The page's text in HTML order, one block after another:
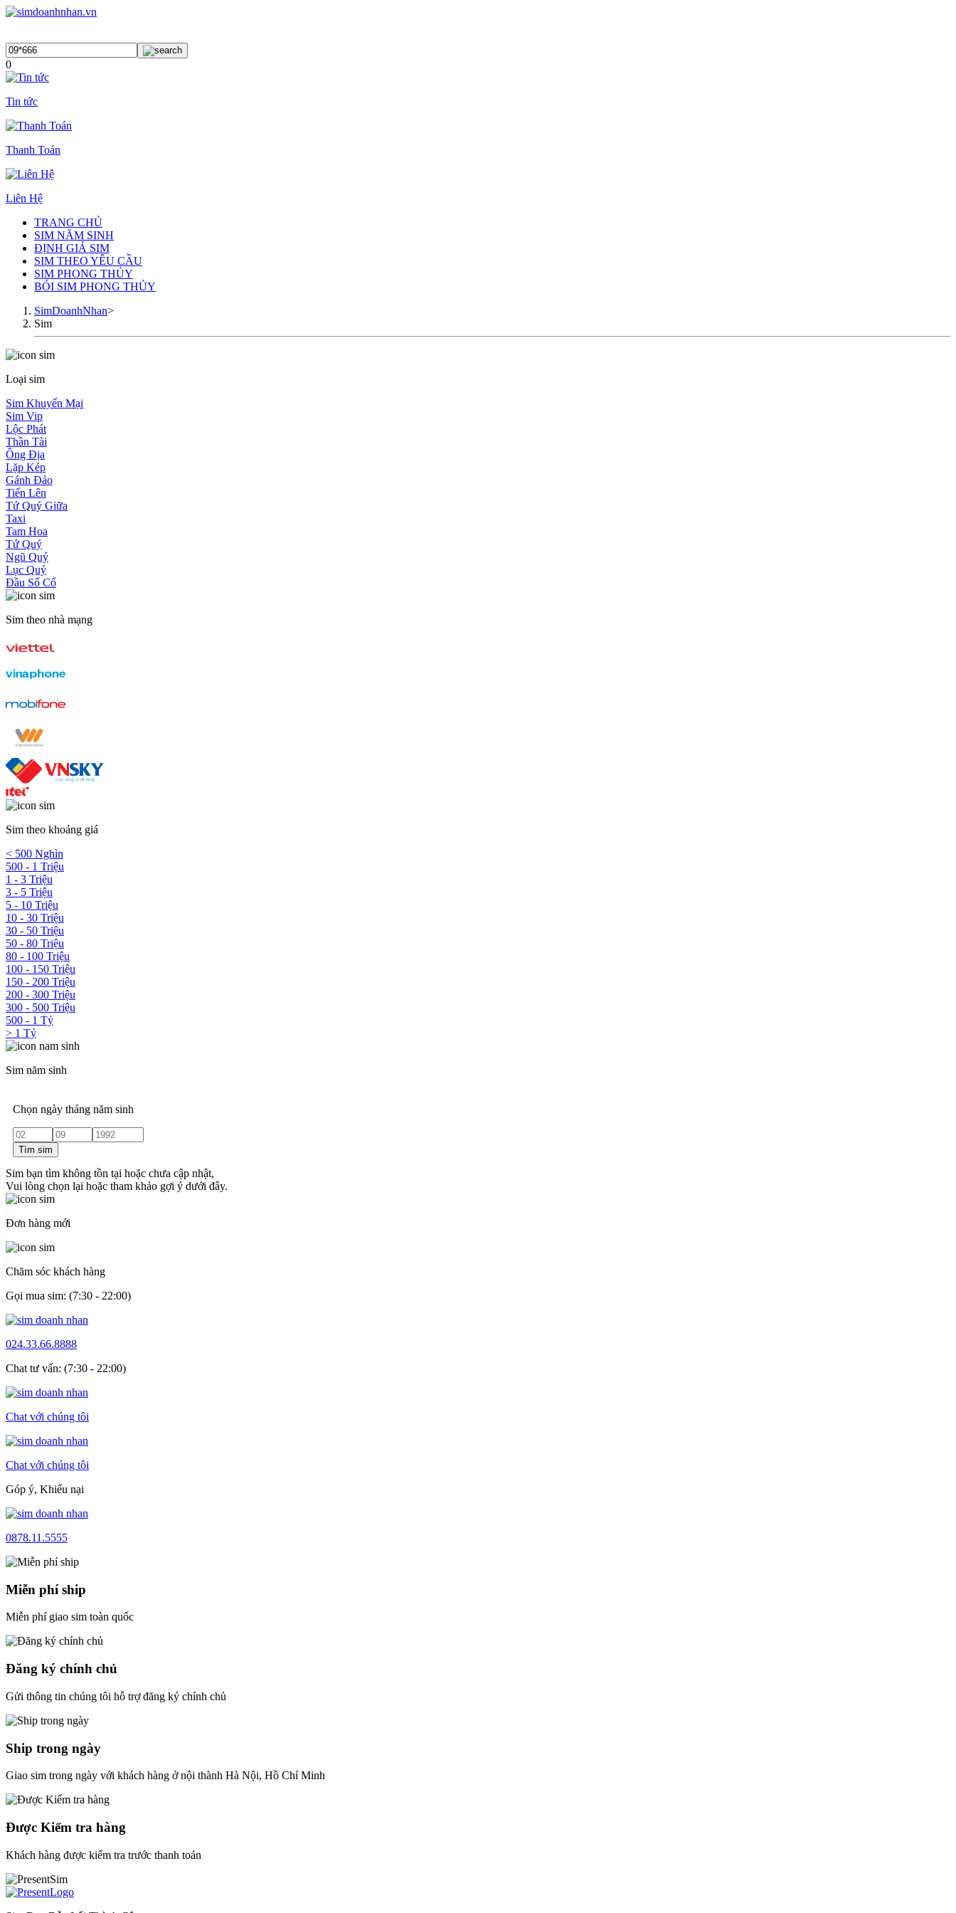
0
Tin tức
Thanh Toán
Liên Hệ
TRANG CHỦ
SIM NĂM SINH
ĐỊNH GIÁ SIM
SIM THEO YÊU CẦU
SIM PHONG THỦY
BÓI SIM PHONG THỦY
SimDoanhNhan>
Sim
Loại sim
Sim Khuyến Mại
Sim Vip
Lộc Phát
Thần Tài
Ông Địa
Lặp Kép
Gánh Đảo
Tiến Lên
Tứ Quý Giữa
Taxi
Tam Hoa
Tứ Quý
Ngũ Quý
Lục Quý
Đầu Số Cổ
Sim theo nhà mạng
Sim theo khoảng giá
< 500 Nghìn
500 - 1 Triệu
1 - 3 Triệu
3 - 5 Triệu
5 - 10 Triệu
10 - 30 Triệu
30 - 50 Triệu
50 - 80 Triệu
80 - 100 Triệu
100 - 150 Triệu
150 - 200 Triệu
200 - 300 Triệu
300 - 500 Triệu
500 - 1 Tỷ
> 1 Tỷ
Sim năm sinh
Chọn ngày tháng năm sinh
Tìm sim
Sim bạn tìm không tồn tại hoặc chưa cập nhật,
Vui lòng chọn lại hoặc tham khảo gợi ý dưới đây.
Đơn hàng mới
Chăm sóc khách hàng
Gọi mua sim: (7:30 - 22:00)
024.33.66.8888
Chat tư vấn: (7:30 - 22:00)
Chat với chúng tôi
Chat với chúng tôi
Góp ý, Khiếu nại
0878.11.5555
Miễn phí ship
Miễn phí giao sim toàn quốc
Đăng ký chính chủ
Gửi thông tin chúng tôi hỗ trợ đăng ký chính chủ
Ship trong ngày
Giao sim trong ngày với khách hàng ở nội thành Hà Nội, Hồ Chí Minh
Được Kiểm tra hàng
Khách hàng được kiểm tra trước thanh toán